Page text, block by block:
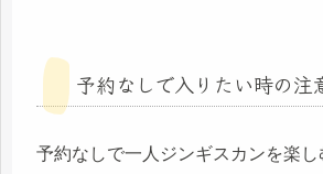
予約なしで入りたい時の注
予約なしで一人ジンギスカンを楽し